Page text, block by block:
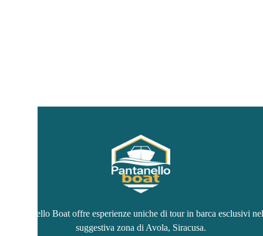
Pantanello Boat offre esperienze uniche di tour in barca esclusivi
suggestiva zona di Avola, Siracusa.